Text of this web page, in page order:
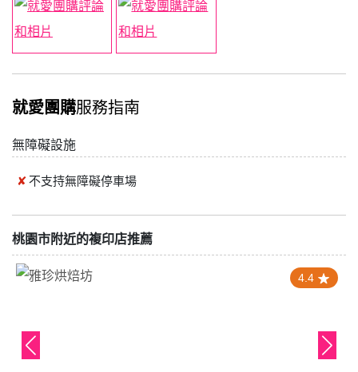
就愛團購服務指南
無障礙設施
不支持無障礙停車場
桃園市附近的複印店推薦
4.4